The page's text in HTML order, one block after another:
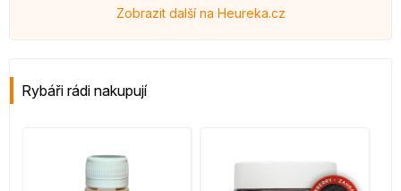
Zobrazit další na Heureka.cz
Rybáři rádi nakupují